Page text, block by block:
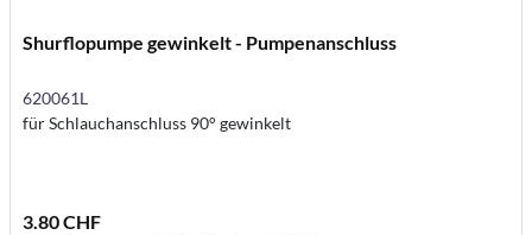
Shurflopumpe gewinkelt - Pumpenanschluss
620061L
für Schlauchanschluss 90° gewinkelt
3.80 CHF